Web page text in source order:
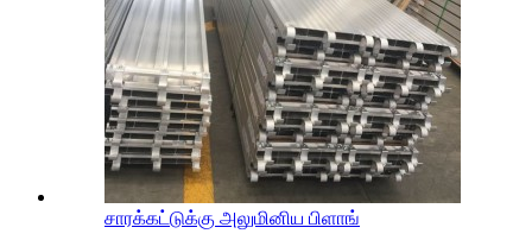
சாரக்கட்டுக்கு அலுமினிய பிளாங்